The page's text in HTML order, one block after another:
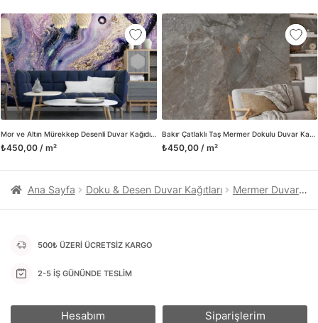
Mor ve Altın Mürekkep Desenli Duvar Kağıdı, Sıvı Tasarımlı Siyah Arka Planlı 3D Duvar Kağıdı
₺450,00 / m²
Bakır Çatlaklı Taş Mermer Dokulu Duvar Kağıdı
₺450,00 / m²
üretimini ve satışını yapmaktadır. Duvar tasarımının önemini
biliyor ve evin en kritik dekorasyon alanı olduğunu kabul
ediyoruz. Bu nedenle ürün yelpazemizi sürekli genişletiyor ve
trendlere ayak uydurmanın yanı sıra yeni trendlerin oluşumunda
da öncü rol üstleniyoruz.
Herhangi bir soru ya da sorununuz olursa bizimle iletişime
geçebilirsiniz.
Ana Sayfa Doku & Desen Duvar Kağıtları Mermer Duvar Kağıtları
500₺ ÜZERİ ÜCRETSİZ KARGO
2-5 İŞ GÜNÜNDE TESLİM
Hesabım Siparişlerim